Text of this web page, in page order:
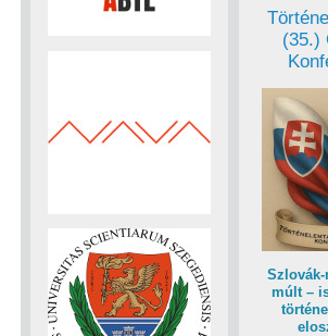
(35.)
múlt –